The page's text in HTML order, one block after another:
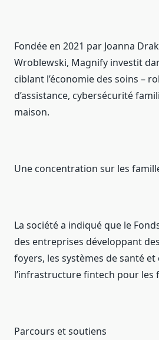
Fondée en 2021 par Joanna
Wroblewski, Magnify investit
ciblant l’économie des soins –
d’assistance, cybersécurité
maison.
Une concentration sur les
La société a indiqué que le
des entreprises développant
foyers, les systèmes de santé
l’infrastructure fintech pour les
Parcours et soutiens